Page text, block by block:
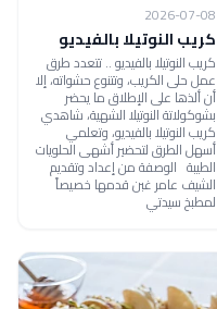
2026-07-08
كريب النوتيلا بالفيديو
كريب النوتيلا بالفيديو .. تتعدد طرق
عمل حلى الكريب، وتتنوع حشواته، إلا
أن ألذها على الإطلاق ما يحضر
بشوكولاتة النوتيلا الشهية، شاهدي
كريب النوتيلا بالفيديو، وتعلمي
أسهل الطرق لتحضير أشهى الحلويات
الطيبة الوصفة من إعداد وتقديم
الشيف عامر غبن قدمها خصيصاً
لمطبخ سيدتي